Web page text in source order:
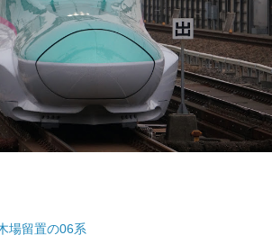
場留置の06系